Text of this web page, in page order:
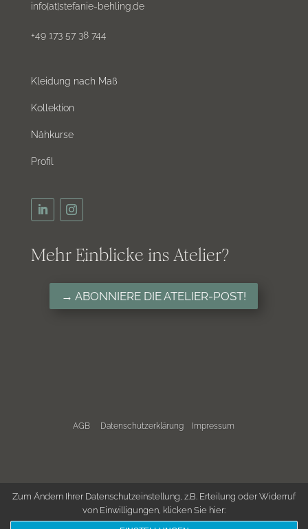
info[at]stefanie-behling.de
+49 173 57 38 744
Kleidung nach Maß
Kollektion
Nähkurse
Profil
Mehr Einblicke ins Atelier?
→ ABONNIERE DIE ATELIER-POST!
AGB Datenschutzerklärung Impressum
Zum Ändern Ihrer Datenschutzeinstellung, z.B. Erteilung oder Widerruf
von Einwilligungen, klicken Sie hier: